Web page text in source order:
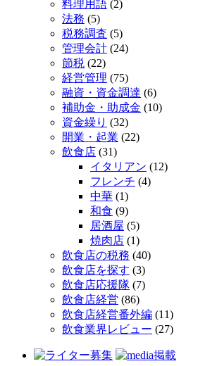
料理用語 (2)
法務 (5)
税務調査 (5)
管理会計 (24)
節税 (22)
経営管理 (75)
融資・資金調達 (6)
補助金・助成金 (10)
資金繰り (32)
開業・起業 (22)
飲食店 (31)
イタリアン (12)
フレンチ (4)
中華 (1)
和食 (9)
居酒屋 (5)
焼肉店 (1)
飲食店の税務 (40)
飲食店を探す (3)
飲食店応援隊 (7)
飲食店経営 (86)
飲食店経営番外編 (11)
飲食業界レビュー (27)